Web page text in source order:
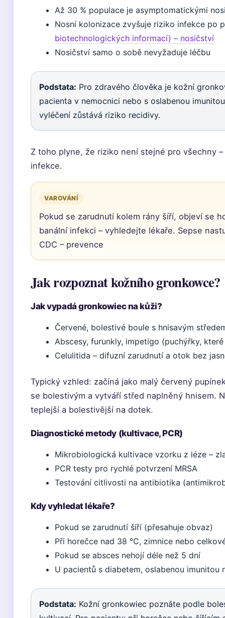
Až 30 % populace je asymptomatickými
Nosní kolonizace zvyšuje riziko infekce po
biotechnologických informací) – nosičství
Nosičství samo o sobě nevyžaduje léčbu
Podstata: Pro zdravého člověka je kožní
pacienta v nemocnici nebo s oslabenou
vyléčení zůstává riziko recidivy.
Z toho plyne, že riziko není stejné pro všechny
infekce.
VAROVÁNÍ
Pokud se zarudnutí kolem rány šíří, objeví se
banální infekci – vyhledejte lékaře. Sepse
CDC – prevence
Jak rozpoznat kožního gronkowce?
Jak vypadá gronkowiec na kůži?
Červené, bolestivé boule s hnisavým
Abscesy, furunkly, impetigo (puchýřky,
Celulitida – difuzní zarudnutí a otok bez
Typický vzhled: začíná jako malý červený
se bolestivým a vytváří střed naplněný hnisem.
teplejší a bolestivější na dotek.
Diagnostické metody (kultivace, PCR)
Mikrobiologická kultivace vzorku z léze –
PCR testy pro rychlé potvrzení MRSA
Testování citlivosti na antibiotika
Kdy vyhledat lékaře?
Pokud se zarudnutí šíří (přesahuje obvaz)
Při horečce nad 38 °C, zimnice nebo
Pokud se absces nehojí déle než 5 dní
U pacientů s diabetem, oslabenou imunitou
Podstata: Kožní gronkowiec poznáte podle